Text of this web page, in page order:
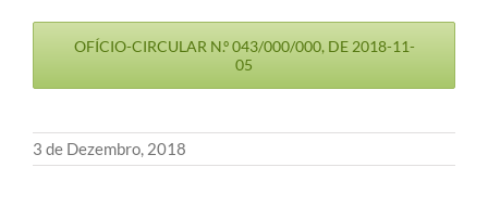
OFÍCIO-CIRCULAR N.º 043/000/000, DE 2018-11-
05
3 de Dezembro, 2018